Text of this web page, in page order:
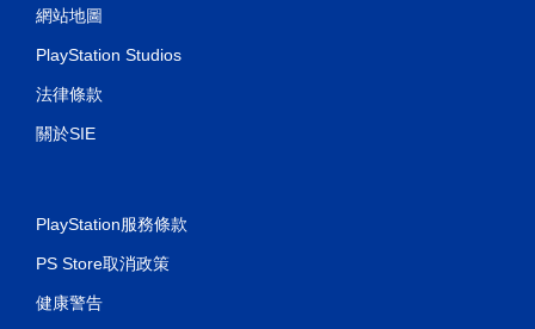
網站地圖
PlayStation Studios
法律條款
關於SIE
PlayStation服務條款
PS Store取消政策
健康警告